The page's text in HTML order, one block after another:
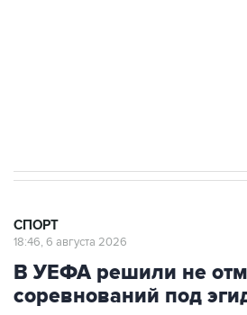
СПОРТ
18:46, 6 августа 2026
В УЕФА решили не
соревнований под